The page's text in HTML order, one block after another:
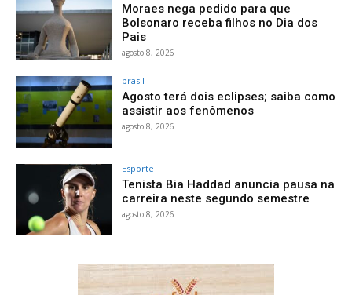
Moraes nega pedido para que
Bolsonaro receba filhos no Dia dos
Pais
agosto 8, 2026
brasil
Agosto terá dois eclipses; saiba como
assistir aos fenômenos
agosto 8, 2026
Esporte
Tenista Bia Haddad anuncia pausa na
carreira neste segundo semestre
agosto 8, 2026